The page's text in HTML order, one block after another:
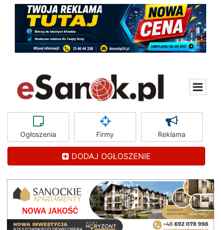
Ogłoszenia Firmy Reklama
DODAJ OGŁOSZENIE